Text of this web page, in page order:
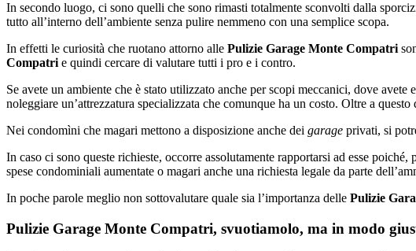
In secondo luogo, ci sono quelli che sono rimasti totalmente sconvolti dalla
tutto all’interno dell’ambiente senza pulire nemmeno con una semplice scopa.
In effetti le curiosità che ruotano attorno alle Pulizie Garage Monte Compatri
Compatri e quindi cercare di valutare tutti i pro e i contro.
Se avete un ambiente che è stato utilizzato anche per scopi meccanici, dove
noleggiare un’attrezzatura specializzata che comunque ha un costo. Oltre a
Nei condomìni che magari mettono a disposizione anche dei garage privati, si
In caso ci sono queste richieste, occorre assolutamente rapportarsi ad esse
spese condominiali aumentate o magari anche una richiesta legale da parte
In poche parole meglio non sottovalutare quale sia l’importanza delle Pulizie
Pulizie Garage Monte Compatri, svuotiamolo, ma in modo